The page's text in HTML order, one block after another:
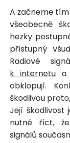
A začneme
všeobecně
hezky
přístupný
Radiové
k internetu a
obklopují.
škodlivou
Její škodlivost
nutné říct,
signálů